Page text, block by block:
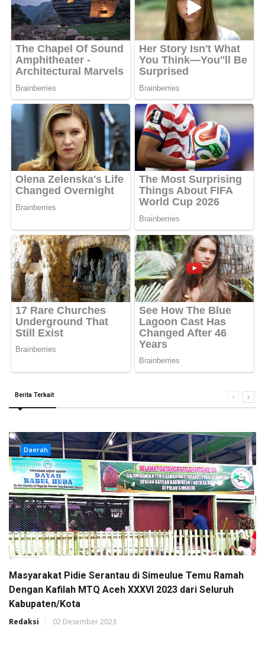
Berita Terkait
Daerah
Masyarakat Pidie Serantau di Simeulue Temu Ramah
Dengan Kafilah MTQ Aceh XXXVI 2023 dari Seluruh
Kabupaten/Kota
Redaksi 02 Desember 2023